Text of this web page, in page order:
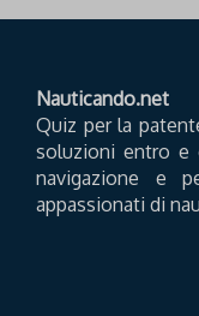
Nauticando.net
Quiz per la
soluzioni entro e
navigazione e
appassionati di